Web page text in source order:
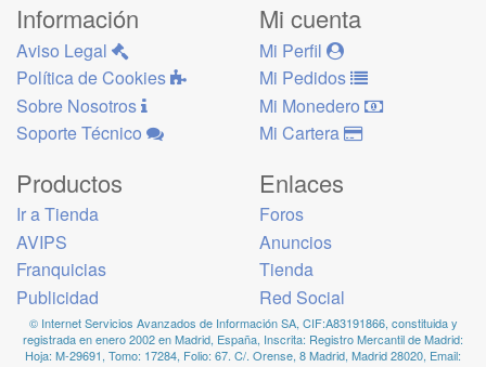
Información
Aviso Legal
Política de Cookies
Sobre Nosotros
Soporte Técnico
Mi cuenta
Mi Perfil
Mi Pedidos
Mi Monedero
Mi Cartera
Productos
Ir a Tienda
AVIPS
Franquicias
Publicidad
Enlaces
Foros
Anuncios
Tienda
Red Social
© Internet Servicios Avanzados de Información SA, CIF:A83191866, constituida y
registrada en enero 2002 en Madrid, España, Inscrita: Registro Mercantil de Madrid:
Hoja: M-29691, Tomo: 17284, Folio: 67. C/. Orense, 8 Madrid, Madrid 28020, Email: